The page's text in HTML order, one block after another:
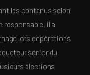
les contenus selon
responsable, il a
lors d'opérations
senior du
élections